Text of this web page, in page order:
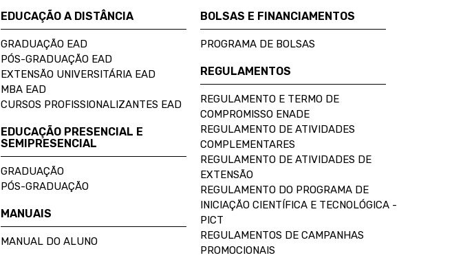
EDUCAÇÃO A DISTÂNCIA
GRADUAÇÃO EAD
PÓS-GRADUAÇÃO EAD
EXTENSÃO UNIVERSITÁRIA EAD
MBA EAD
CURSOS PROFISSIONALIZANTES EAD
EDUCAÇÃO PRESENCIAL E
SEMIPRESENCIAL
GRADUAÇÃO
PÓS-GRADUAÇÃO
MANUAIS
MANUAL DO ALUNO
BOLSAS E FINANCIAMENTOS
PROGRAMA DE BOLSAS
REGULAMENTOS
REGULAMENTO E TERMO DE
COMPROMISSO ENADE
REGULAMENTO DE ATIVIDADES
COMPLEMENTARES
REGULAMENTO DE ATIVIDADES DE
EXTENSÃO
REGULAMENTO DO PROGRAMA DE
INICIAÇÃO CIENTÍFICA E TECNOLÓGICA -
PICT
REGULAMENTOS DE CAMPANHAS
PROMOCIONAIS